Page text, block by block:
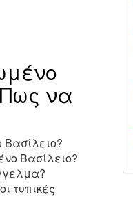
να
Βασίλειο?
τυπικές